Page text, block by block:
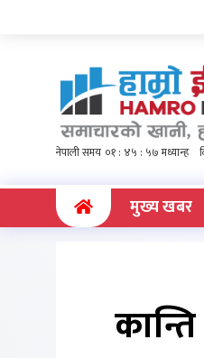
(current)मुख्य खबर